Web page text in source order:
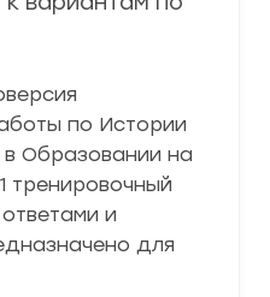
по Истории
Образовании на
тренировочный
и
для